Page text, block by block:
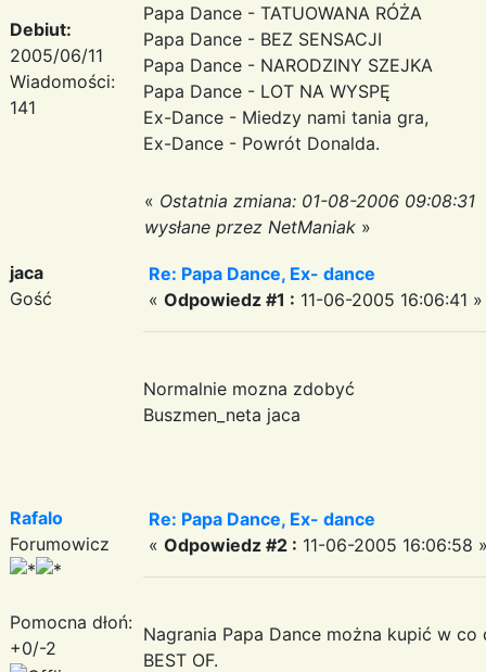
Debiut:
2005/06/11
Wiadomości:
141
Papa Dance - TATUOWANA RÓŻA
Papa Dance - BEZ SENSACJI
Papa Dance - NARODZINY SZEJKA
Papa Dance - LOT NA WYSPĘ
Ex-Dance - Miedzy nami tania gra,
Ex-Dance - Powrót Donalda.
« Ostatnia zmiana: 01-08-2006 09:08:31
wysłane przez NetManiak »
jaca
Gość
Re: Papa Dance, Ex- dance
« Odpowiedz #1 : 11-06-2005 16:06:41 »
Normalnie mozna zdobyć
Buszmen_neta jaca
Rafalo
Forumowicz
Pomocna dłoń:
+0/-2
Re: Papa Dance, Ex- dance
« Odpowiedz #2 : 11-06-2005 16:06:58
Nagrania Papa Dance można kupić w
BEST OF.